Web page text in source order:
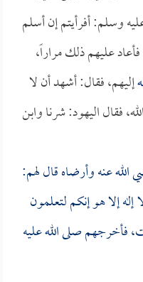
وسلم: أفرأيتم إن أسلم
عليهم ذلك مراراً،
إليهم، فقال: أشهد أن لا
فقال اليهود: شرنا وابن
الله عنه وأرضاه قال لهم:
إله إلا هو إنكم لتعلمون
فأخرجهم صلى الله عليه